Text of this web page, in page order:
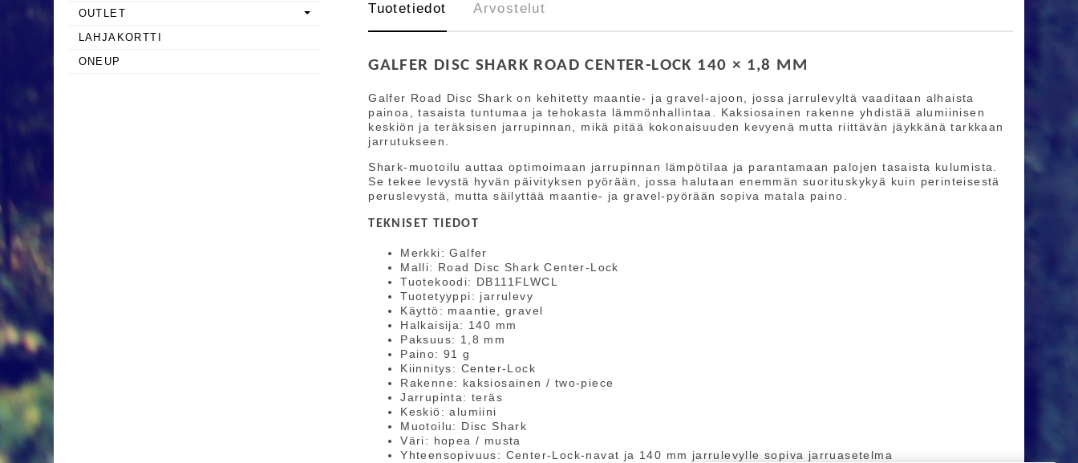
Tuotetiedot Arvostelut
GALFER DISC SHARK ROAD CENTER-LOCK 140 × 1,8 MM
Galfer Road Disc Shark on kehitetty maantie- ja gravel-ajoon, jossa jarrulevyltä vaaditaan alhaista
painoa, tasaista tuntumaa ja tehokasta lämmönhallintaa. Kaksiosainen rakenne yhdistää alumiinisen
keskiön ja teräksisen jarrupinnan, mikä pitää kokonaisuuden kevyenä mutta riittävän jäykkänä tarkkaan
jarrutukseen.
Shark-muotoilu auttaa optimoimaan jarrupinnan lämpötilaa ja parantamaan palojen tasaista kulumista.
Se tekee levystä hyvän päivityksen pyörään, jossa halutaan enemmän suorituskykyä kuin perinteisestä
peruslevystä, mutta säilyttää maantie- ja gravel-pyörään sopiva matala paino.
TEKNISET TIEDOT
Merkki: Galfer
Malli: Road Disc Shark Center-Lock
Tuotekoodi: DB111FLWCL
Tuotetyyppi: jarrulevy
Käyttö: maantie, gravel
Halkaisija: 140 mm
Paksuus: 1,8 mm
Paino: 91 g
Kiinnitys: Center-Lock
Rakenne: kaksiosainen / two-piece
Jarrupinta: teräs
Keskiö: alumiini
Muotoilu: Disc Shark
Väri: hopea / musta
Yhteensopivuus: Center-Lock-navat ja 140 mm jarrulevylle sopiva jarruasetelma
OUTLET
LAHJAKORTTI
ONEUP